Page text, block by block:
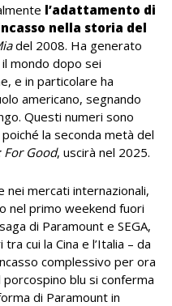
l’adattamento di
nella storia del
del 2008. Ha generato
mondo dopo sei
e in particolare ha
americano, segnando
Questi numeri sono
la seconda metà del
For Good, uscirà nel 2025.
mercati internazionali,
nel primo weekend fuori
di Paramount e SEGA,
cui la Cina e l’Italia – da
complessivo per ora
porcospino blu si conferma
di Paramount in